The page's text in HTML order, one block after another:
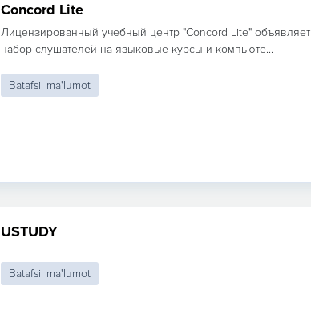
Concord Lite
Лицензированный учебный центр "Concord Lite" объявляет
набор слушателей на языковые курсы и компьюте...
Batafsil ma'lumot
USTUDY
Batafsil ma'lumot